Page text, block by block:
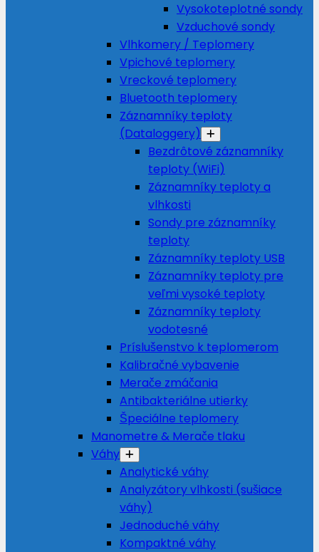
Vysokoteplotné sondy
Vzduchové sondy
Vlhkomery / Teplomery
Vpichové teplomery
Vreckové teplomery
Bluetooth teplomery
Záznamníky teploty
(Dataloggery)
Bezdrôtové záznamníky
teploty (WiFi)
Záznamníky teploty a
vlhkosti
Sondy pre záznamníky
teploty
Záznamníky teploty USB
Záznamníky teploty pre
veľmi vysoké teploty
Záznamníky teploty
vodotesné
Príslušenstvo k teplomerom
Kalibračné vybavenie
Merače zmáčania
Antibakteriálne utierky
Špeciálne teplomery
Manometre & Merače tlaku
Váhy
Analytické váhy
Analyzátory vlhkosti (sušiace
váhy)
Jednoduché váhy
Kompaktné váhy